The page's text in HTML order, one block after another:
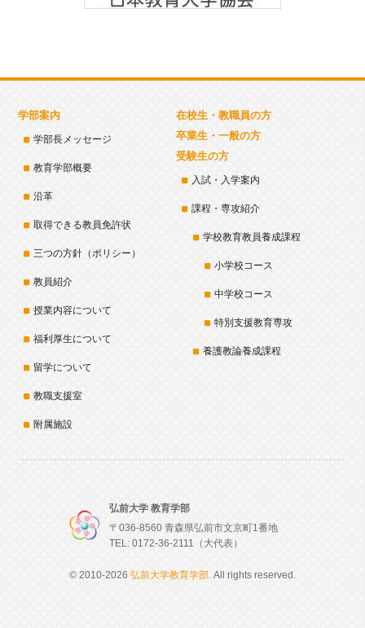
学部案内
学部長メッセージ
教育学部概要
沿革
取得できる教員免許状
三つの方針（ポリシー）
教員紹介
授業内容について
福利厚生について
留学について
教職支援室
附属施設
在校生・教職員の方
卒業生・一般の方
受験生の方
入試・入学案内
課程・専攻紹介
学校教育教員養成課程
小学校コース
中学校コース
特別支援教育専攻
養護教論養成課程
弘前大学 教育学部
〒036-8560 青森県弘前市文京町1番地
TEL: 0172-36-2111（大代表）
© 2010-2026 弘前大学教育学部.All rights reserved.